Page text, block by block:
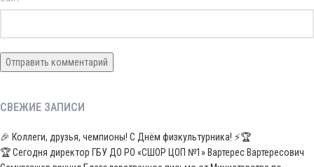
СВЕЖИЕ ЗАПИСИ
🎉 Коллеги, друзья, чемпионы! С Днём физкультурника! ⚡️🏆
🏆 Сегодня директор ГБУ ДО РО «СШОР ЦОП №1» Вартерес Вартересович